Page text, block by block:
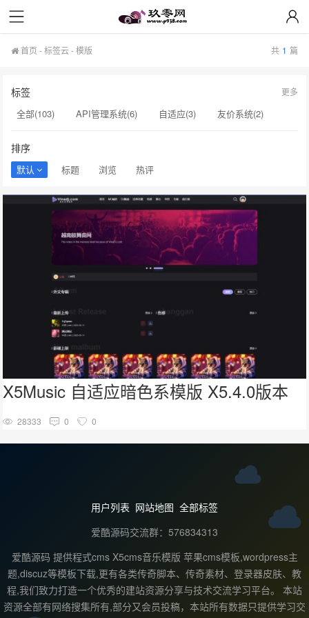
首页 -标签云- 模版 共 1 篇
标签
全部(103) API管理系统(6) 自适应(3)
友价系统(2)
网址(2)
酷狗音乐(2) 音乐模版(2)
会员站模版(1)
传奇会员站(1)
传奇版本库(1)
dj107模板(1)
自适应模板(1) dj107(1)
v4.2(1)
舞曲网站源码(1)
更多
排序
默认 标题 浏览 热评
X5cms模板/插件
X5Music 自适应暗色系模版 X5.4.0版本
28333 0 0
用户列表 网站地图 全部标签
爱酷源码交流群：576834313
爱酷源码 提供程式cms X5cms音乐模版 苹果cms模板,wordpress主
题,discuz等模板下载,更有各类传奇脚本、传奇素材、登录器皮肤、教
程,我们致力打造一个优秀的建站资源分享与技术交流学习平台。 本站
资源全部有网络搜集所有,部分又会员投稿，本站所有数据只提供学习交